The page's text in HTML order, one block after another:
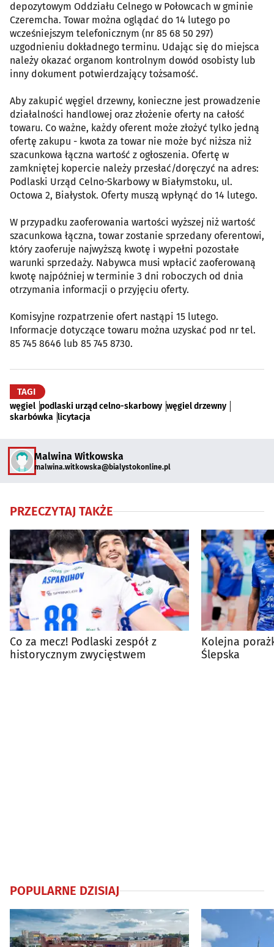
depozytowym Oddziału Celnego w Połowcach w gminie
Czeremcha. Towar można oglądać do 14 lutego po
wcześniejszym telefonicznym (nr 85 68 50 297)
uzgodnieniu dokładnego terminu. Udając się do miejsca
należy okazać organom kontrolnym dowód osobisty lub
inny dokument potwierdzający tożsamość.
Aby zakupić węgiel drzewny, konieczne jest prowadzenie
działalności handlowej oraz złożenie oferty na całość
towaru. Co ważne, każdy oferent może złożyć tylko jedną
ofertę zakupu - kwota za towar nie może być niższa niż
szacunkowa łączna wartość z ogłoszenia. Ofertę w
zamkniętej kopercie należy przesłać/doręczyć na adres:
Podlaski Urząd Celno-Skarbowy w Białymstoku, ul.
Octowa 2, Białystok. Oferty muszą wpłynąć do 14 lutego.
W przypadku zaoferowania wartości wyższej niż wartość
szacunkowa łączna, towar zostanie sprzedany oferentowi,
który zaoferuje najwyższą kwotę i wypełni pozostałe
warunki sprzedaży. Nabywca musi wpłacić zaoferowaną
kwotę najpóźniej w terminie 3 dni roboczych od dnia
otrzymania informacji o przyjęciu oferty.
Komisyjne rozpatrzenie ofert nastąpi 15 lutego.
Informacje dotyczące towaru można uzyskać pod nr tel.
85 745 8646 lub 85 745 8730.
TAGI
węgiel podlaski urząd celno-skarbowy węgiel drzewny
skarbówka licytacja
Malwina Witkowska
malwina.witkowska@bialystokonline.pl
PRZECZYTAJ TAKŻE
Co za mecz! Podlaski zespół z
historycznym zwycięstwem
Kolejna
Ślepska
POPULARNE DZISIAJ